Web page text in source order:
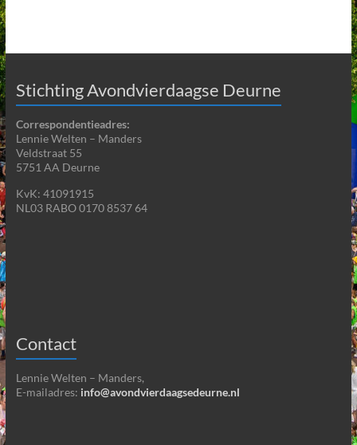
Stichting Avondvierdaagse Deurne
Correspondentieadres:
Lennie Welten – Manders
Veldstraat 55
5751 AA Deurne
KvK: 41091915
NL03 RABO 0170 8537 64
Contact
Lennie Welten – Manders,
E-mailadres: info@avondvierdaagsedeurne.nl